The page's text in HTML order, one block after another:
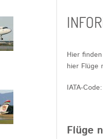
Hier
hier Flüge
IATA-
Flüge